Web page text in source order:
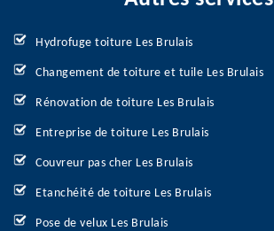
Hydrofuge toiture Les Brulais
Changement de toiture et tuile Les Brulais
Rénovation de toiture Les Brulais
Entreprise de toiture Les Brulais
Couvreur pas cher Les Brulais
Etanchéité de toiture Les Brulais
Pose de velux Les Brulais